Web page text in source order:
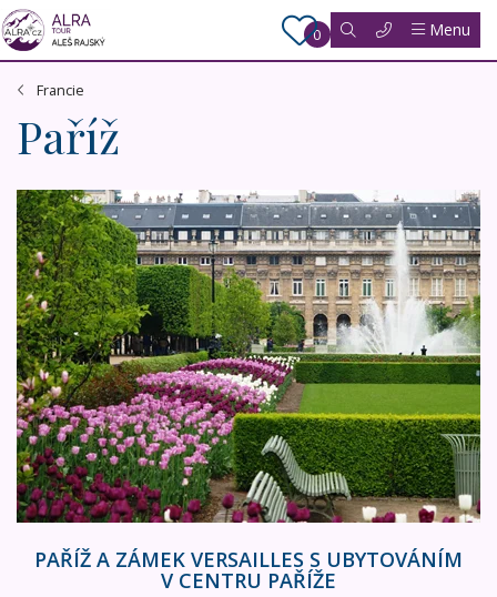
0 Menu
Francie
Paříž
Paříž a zámek Versailles s ubytováním v centru Paříže
PAŘÍŽ A ZÁMEK VERSAILLES S UBYTOVÁNÍM
V CENTRU PAŘÍŽE